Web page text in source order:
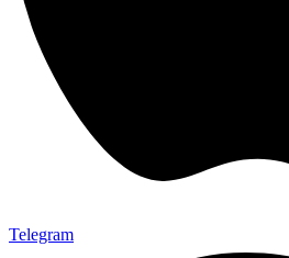
Telegram